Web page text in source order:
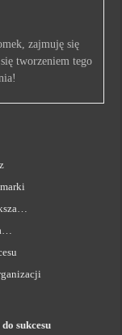
zajmuję się
tworzeniem tego
sukcesu